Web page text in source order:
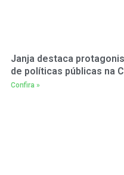
Janja destaca
de políticas públicas na
Confira »